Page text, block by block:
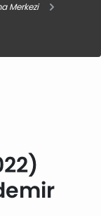
Merkezi